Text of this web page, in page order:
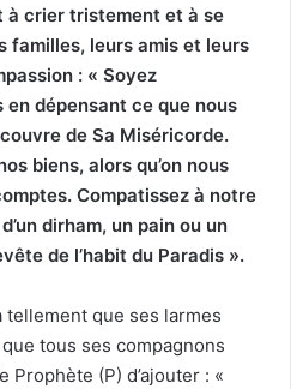
à crier tristement et à se
familles, leurs amis et leurs
: « Soyez
dépensant ce que nous
de Sa Miséricorde.
biens, alors qu’on nous
Compatissez à notre
dirham, un pain ou un
de l’habit du Paradis ».
tellement que ses larmes
tous ses compagnons
(P) d’ajouter : «